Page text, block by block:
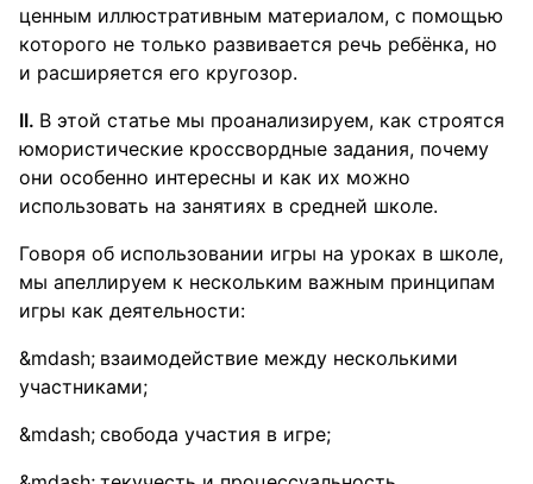
ценным иллюстративным материалом, с помощью
которого не только развивается речь ребёнка, но
и расширяется его кругозор.
II. В этой статье мы проанализируем, как строятся
юмористические кроссвордные задания, почему
они особенно интересны и как их можно
использовать на занятиях в средней школе.
Говоря об использовании игры на уроках в школе,
мы апеллируем к нескольким важным принципам
игры как деятельности:
взаимодействие между несколькими
участниками;
свобода участия в игре;